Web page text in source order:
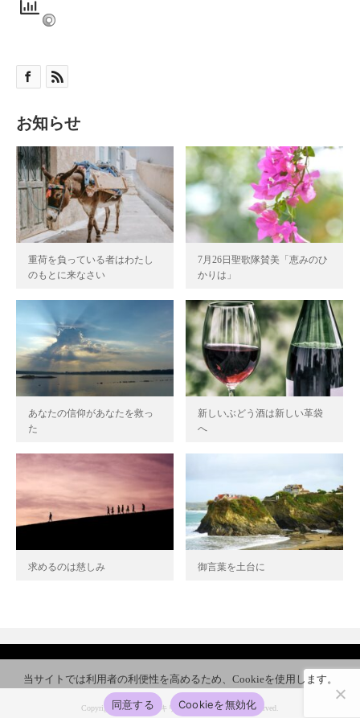
お知らせ
重荷を負っている者はわたし
のもとに来なさい
7月26日聖歌隊賛美「恵みのひ
かりは」
あなたの信仰があなたを救っ
た
新しいぶどう酒は新しい革袋
へ
求めるのは慈しみ 御言葉を土台に
Copyright ©筑紫野南キリスト教会All Rights Reserved.
当サイトでは利用者の利便性を高めるため、Cookieを使用します。
同意する Cookieを無効化